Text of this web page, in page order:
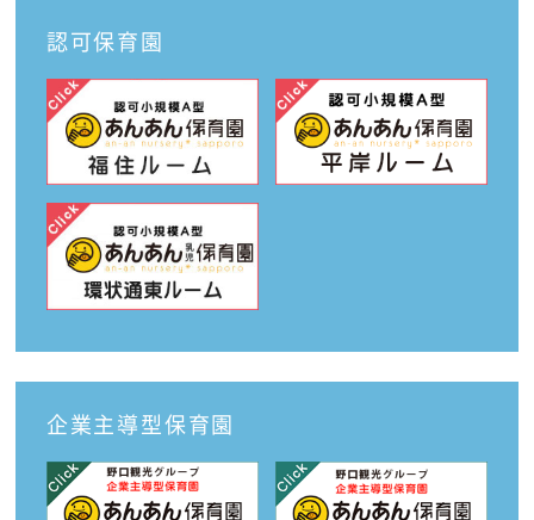
認可保育園
企業主導型保育園